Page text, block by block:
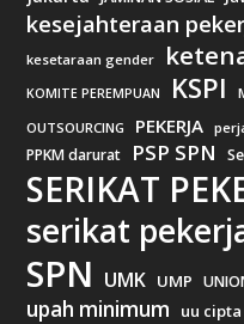
kesejahteraan
kesetaraan gender
KOMITE PEREMPUAN KSPI
OUTSOURCING PEKERJA
PPKM darurat PSP SPN
SERIKAT
serikat
SPN UMK UMP
upah minimum uu